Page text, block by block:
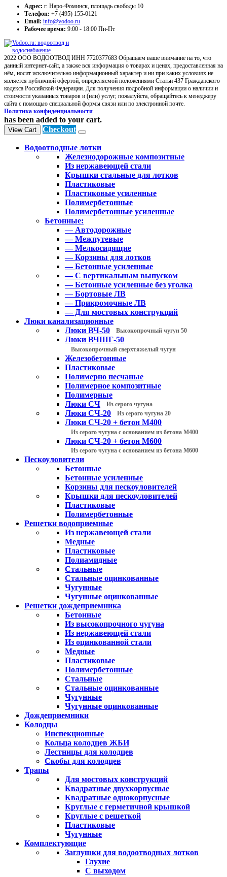
Адрес: г. Наро-Фоминск, площадь свободы 10
Телефон: +7 (495) 155-0121
Email: info@vodoo.ru
Рабочее время: 9:00 - 18:00 Пн-Пт
2022 ООО ВОДООТВОД ИНН 7720377683 Обращаем ваше внимание на то, что
данный интернет-сайт, а также вся информация о товарах и ценах, предоставленная на
нём, носит исключительно информационный характер и ни при каких условиях не
является публичной офертой, определяемой положениями Статьи 437 Гражданского
кодекса Российской Федерации. Для получения подробной информации о наличии и
стоимости указанных товаров и (или) услуг, пожалуйста, обращайтесь к менеджеру
сайта с помощью специальной формы связи или по электронной почте.
Политика конфиденциальности
has been added to your cart.
View Cart Checkout
Водоотводные лотки
Железнодорожные композитные
Из нержавеющей стали
Крышки стальные для лотков
Пластиковые
Пластиковые усиленные
Полимербетонные
Полимербетонные усиленные
Бетонные:
— Автодорожные
— Межпутевые
— Мелкосидящие
— Корзины для лотков
— Бетонные усиленные
— С вертикальным выпуском
— Бетонные усиленные без уголка
— Бортовые ЛВ
— Прикромочные ЛВ
— Для мостовых конструкций
Люки канализационные
Люки ВЧ-50
Высокопрочный чугун 50
Люки ВЧШГ-50
Высокопрочный сверхтяжелый чугун
Железобетонные
Пластиковые
Полимерно песчаные
Полимерное композитные
Полимерные
Люки СЧ
Из серого чугуна
Люки СЧ-20 Из серого чугуна 20
Люки СЧ-20 + бетон М400
Из серого чугуна с основанием из бетона М400
Люки СЧ-20 + бетон М600
Из серого чугуна с основанием из бетона М600
Пескоуловители
Бетонные
Бетонные усиленные
Корзины для пескоуловителей
Крышки для пескоуловителей
Пластиковые
Полимербетонные
Решетки водоприемные
Из нержавеющей стали
Медные
Пластиковые
Полиамидные
Стальные
Стальные оцинкованные
Чугунные
Чугунные оцинкованные
Решетки дождеприемника
Бетонные
Из высокопрочного чугуна
Из нержавеющей стали
Из оцинкованной стали
Медные
Пластиковые
Полимербетонные
Стальные
Стальные оцинкованные
Чугунные
Чугунные оцинкованные
Дождеприемники
Колодцы
Инспекционные
Кольца колодцев ЖБИ
Лестницы для колодцев
Скобы для колодцев
Трапы
Для мостовых конструкций
Квадратные двухкорпусные
Квадратные однокорпусные
Круглые с герметичной крышкой
Круглые с решеткой
Пластиковые
Чугунные
Комплектующие
Заглушки для водоотводных лотков
Глухие
С выходом